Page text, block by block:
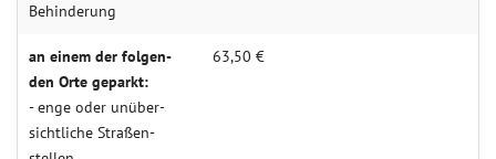
Behin­­derung
an einem der folgen­­
den Orte geparkt:
- enge oder unüber­­
sichtliche Straßen­­­
63,50 €